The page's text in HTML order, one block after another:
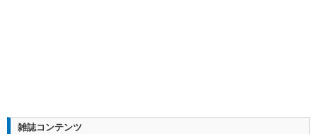
雑誌コンテンツ